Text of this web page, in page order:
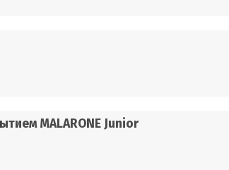
MALARONE Junior